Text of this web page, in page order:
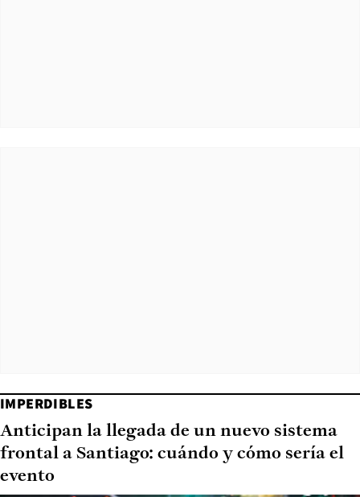
IMPERDIBLES
Anticipan la llegada de un nuevo sistema
frontal a Santiago: cuándo y cómo sería el
evento